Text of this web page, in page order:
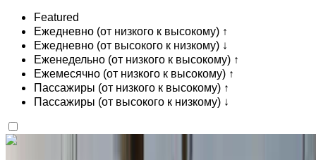
Featured
Ежедневно (от низкого к высокому) ↑
Ежедневно (от высокого к низкому) ↓
Еженедельно (от низкого к высокому) ↑
Ежемесячно (от низкого к высокому) ↑
Пассажиры (от низкого к высокому) ↑
Пассажиры (от высокого к низкому) ↓
Вам нравится то, что вы видите?